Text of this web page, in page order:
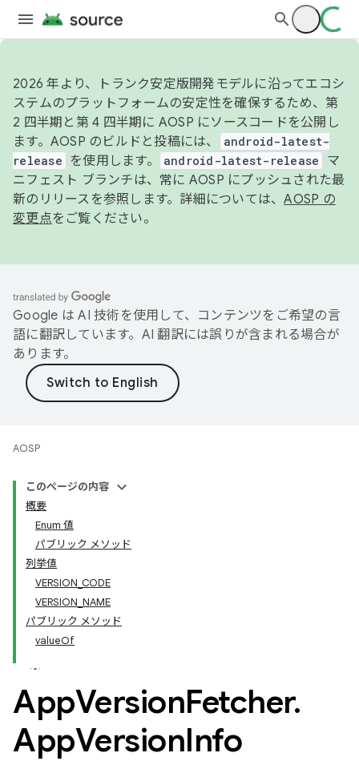
2026 年より、トランク安定版開発モデルに沿ってエコシ
ステムのプラットフォームの安定性を確保するため、第
2 四半期と第 4 四半期に AOSP にソースコードを公開し
ます。AOSP のビルドと投稿には、
android-latest-
release
を使用します。 android-latest-release
マ
ニフェスト ブランチは、常に AOSP にプッシュされた最
新のリリースを参照します。詳細については、AOSP の
変更点をご覧ください。
Google は AI 技術を使用して、コンテンツをご希望の言
語に翻訳しています。AI 翻訳には誤りが含まれる場合が
あります。
AOSP
このページの内容
概要
Enum 値
パブリック メソッド
列挙値
VERSION_CODE
VERSION_NAME
パブリック メソッド
valueOf
AppVersionFetcher.
AppVersionInfo